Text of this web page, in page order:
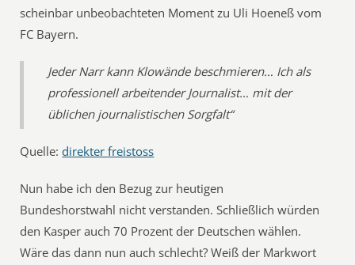
scheinbar unbeobachteten Moment zu Uli Hoeneß vom
FC Bayern.
Jeder Narr kann Klowände beschmieren… Ich als
professionell arbeitender Journalist… mit der
üblichen journalistischen Sorgfalt“
Quelle:direkter freistoss
Nun habe ich den Bezug zur heutigen
Bundeshorstwahl nicht verstanden. Schließlich würden
den Kasper auch 70 Prozent der Deutschen wählen.
Wäre das dann nun auch schlecht? Weiß der Markwort